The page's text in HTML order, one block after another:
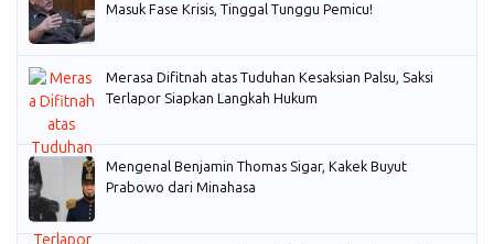
Masuk Fase Krisis, Tinggal Tunggu Pemicu!
Merasa Difitnah atas Tuduhan Kesaksian Palsu, Saksi
Terlapor Siapkan Langkah Hukum
Mengenal Benjamin Thomas Sigar, Kakek Buyut
Prabowo dari Minahasa